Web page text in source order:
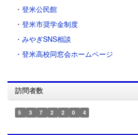
・ 登米公民館
・ 登米市奨学金制度
・ みやぎSNS相談
・登米高校同窓会ホームページ
訪問者数
5 3 7 2 2 0 4